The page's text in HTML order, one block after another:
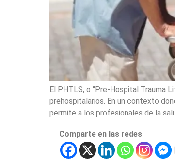
El PHTLS, o “Pre-Hospital Trauma
prehospitalarios. En un contexto
permite a los profesionales de la
Comparte en las redes